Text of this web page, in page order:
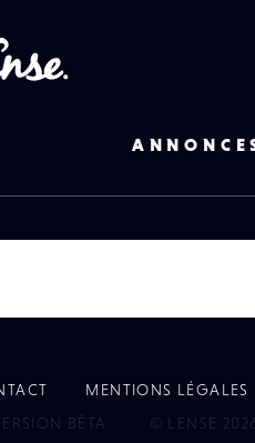
MENTIONS LÉGALES
BÊTA
© LENSE